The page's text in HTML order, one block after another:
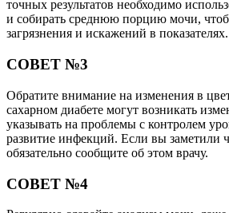
точных результатов необходимо
и собирать среднюю порцию мочи,
загрязнения и искажений в показателях.
СОВЕТ №3
Обратите внимание на изменения в
сахарном диабете могут возникать
указывать на проблемы с контролем
развитие инфекций. Если вы заметили
обязательно сообщите об этом врачу.
СОВЕТ №4